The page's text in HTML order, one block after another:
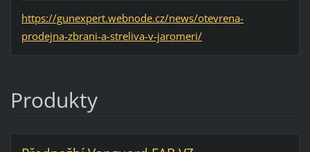
https://gunexpert.webnode.cz/news/otevrena-
prodejna-zbrani-a-streliva-v-jaromeri/
Produkty